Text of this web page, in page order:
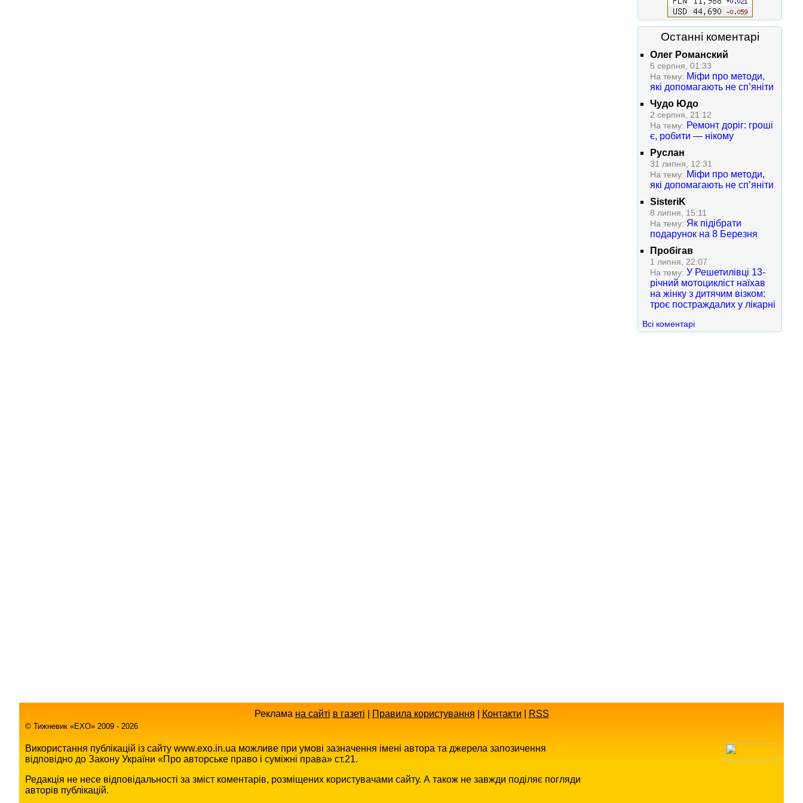
Останні коментарі
Олег Романский
5 серпня, 01:33
На тему: Міфи про методи,
які допомагають не сп’яніти
Чудо Юдо
2 серпня, 21:12
На тему: Ремонт доріг: гроші
є, робити — нікому
Руслан
31 липня, 12:31
На тему: Міфи про методи,
які допомагають не сп’яніти
SisteriK
8 липня, 15:11
На тему: Як підібрати
подарунок на 8 Березня
Пробігав
1 липня, 22:07
На тему: У Решетилівці 13-
річний мотоцикліст наїхав
на жінку з дитячим візком:
троє постраждалих у лікарні
Всі коментарі
Реклама на сайті в газеті Правила користування Контакти RSS
© Тижневик «EХO» 2009 - 2026
Використання публікацій із сайту www.exo.in.ua можливе при умові зазначення імені автора та джерела запозичення
відповідно до Закону України «Про авторське право і суміжні права» ст.21.
Редакція не несе відповідальності за зміст коментарів, розміщених користувачами сайту. А також не завжди поділяє погляди
авторів публікацій.